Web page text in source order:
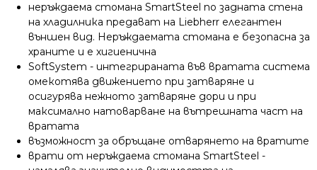
неръждаема стомана SmartSteel по задната стена
на хладилника предават на Liebherr елегантен
външен вид. Неръждаемата стомана е безопасна за
храните и е хигиенична
SoftSystem - интегрираната във вратата система
омекотява движението при затваряне и
осигурява нежното затваряне дори и при
максимално натоварване на вътрешната част на
вратата
възможност за обръщане отварянето на вратите
врати от неръждаема стомана SmartSteel -